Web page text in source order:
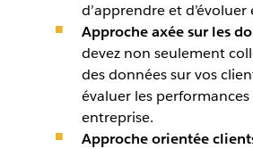
d’apprendre et
Approche axée sur les
devez non seulement
des données sur vos
évaluer les
entreprise.
Approche orientée